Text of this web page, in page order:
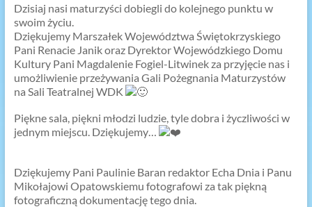
Dzisiaj nasi maturzyści dobiegli do kolejnego punktu w
swoim życiu.
Dziękujemy Marszałek Województwa Świętokrzyskiego
Pani Renacie Janik oraz Dyrektor Wojewódzkiego Domu
Kultury Pani Magdalenie Fogiel-Litwinek za przyjęcie nas i
umożliwienie przeżywania Gali Pożegnania Maturzystów
na Sali Teatralnej WDK
Piękne sala, piękni młodzi ludzie, tyle dobra i życzliwości w
jednym miejscu. Dziękujemy…
Dziękujemy Pani Paulinie Baran redaktor Echa Dnia i Panu
Mikołajowi Opatowskiemu fotografowi za tak piękną
fotograficzną dokumentację tego dnia.